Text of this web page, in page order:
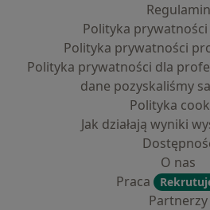
Regulamin
Polityka
Polityka prywatności
Polityka prywatności dla
dane pozyskaliśmy
Polityka
Jak działają wyniki
O nas
Praca
Partnerzy